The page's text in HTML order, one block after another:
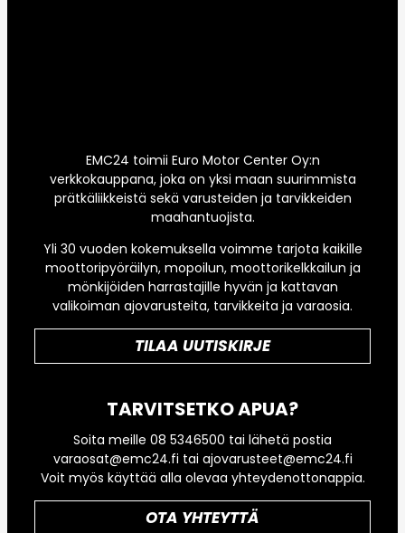
EMC24 toimii Euro Motor Center Oy:n
verkkokauppana, joka on yksi maan suurimmista
prätkäliikkeistä sekä varusteiden ja tarvikkeiden
maahantuojista.
Yli 30 vuoden kokemuksella voimme tarjota kaikille
moottoripyöräilyn, mopoilun, moottorikelkkailun ja
mönkijöiden harrastajille hyvän ja kattavan
valikoiman ajovarusteita, tarvikkeita ja varaosia.
TILAA UUTISKIRJE
TARVITSETKO APUA?
Soita meille 08 5346500 tai lähetä postia
varaosat@emc24.fi tai ajovarusteet@emc24.fi
Voit myös käyttää alla olevaa yhteydenottonappia.
OTA YHTEYTTÄ